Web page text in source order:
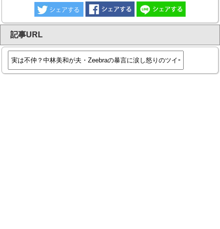
記事URL